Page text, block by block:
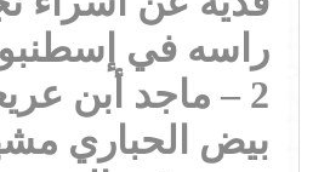
راسه في
2 – ماجد أبن
بيض الحباري